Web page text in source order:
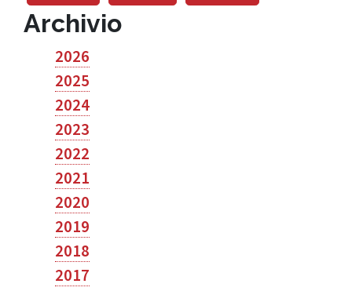
Archivio
2026
2025
2024
2023
2022
2021
2020
2019
2018
2017